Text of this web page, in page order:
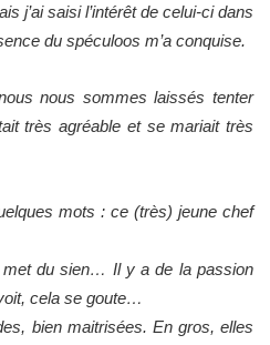
j’ai saisi l’intérêt de celui-ci dans
du spéculoos m’a conquise.
nous sommes laissés tenter
très agréable et se mariait très
mots : ce (très) jeune chef
met du sien… Il y a de la passion
cela se goute…
bien maitrisées. En gros, elles